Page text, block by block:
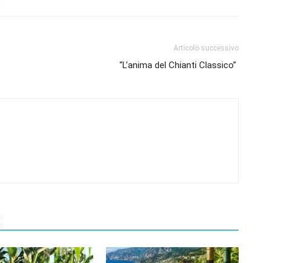
Articolo successivo
“L’anima del Chianti Classico”